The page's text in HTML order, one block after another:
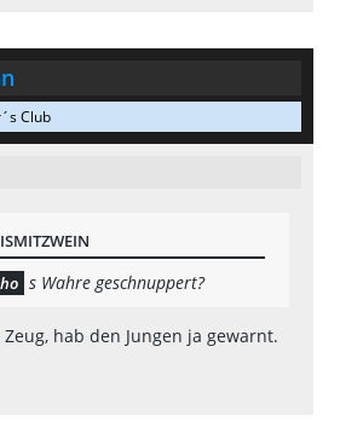
Club
s Wahre geschnuppert?
hab den Jungen ja gewarnt.